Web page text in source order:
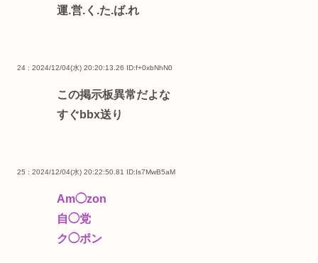
運.営.く.た.ば.れ
24 : 2024/12/04(水) 20:20:13.26 ID:f+0xbNhN0
この掲示板異常だよな
すぐbbx送り
25 : 2024/12/04(水) 20:22:50.81 ID:Is7MwB5aM
Am◯zon
自◯党
ク◯ポン